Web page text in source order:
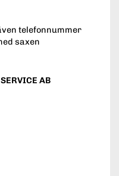
telefonnummer
saxen
AB